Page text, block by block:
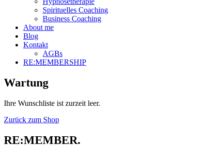
Spirituelles Coaching
Business Coaching
About me
Blog
Kontakt
AGBs
RE:MEMBERSHIP
Wartung
Ihre Wunschliste ist zurzeit leer.
Zurück zum Shop
RE:MEMBER.